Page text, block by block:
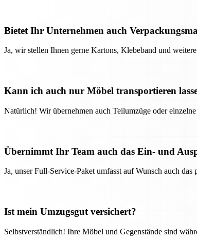
Bietet Ihr Unternehmen auch
Ja, wir stellen Ihnen gerne Kartons, Klebeband und
Kann ich auch nur Möbel transportieren
Natürlich! Wir übernehmen auch Teilumzüge oder
Übernimmt Ihr Team auch das Ein- und
Ja, unser Full-Service-Paket umfasst auf Wunsch auch
Ist mein Umzugsgut versichert?
Selbstverständlich! Ihre Möbel und Gegenstände sind